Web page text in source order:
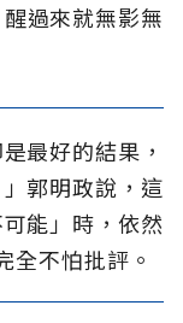
過來就無影無
最好的結果，
郭明政說，這
能」時，依然
全不怕批評。